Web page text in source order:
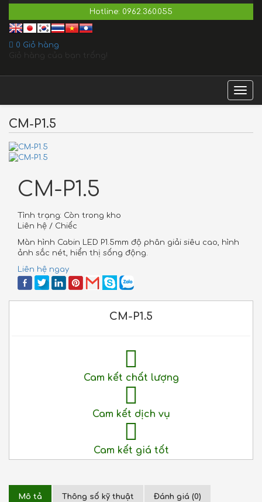
Hotline: 0962.360.055
0 Giỏ hàng
Giỏ hàng của bạn trống!
CM-P1.5
CM-P1.5
Tình trạng: Còn trong kho
Liên hệ / Chiếc
Màn hình Cabin LED P1.5mm độ phân giải siêu cao, hình
ảnh sắc nét, hiển thị sống động.
Liên hệ ngay
CM-P1.5
Cam kết chất lượng
Cam kết dịch vụ
Cam kết giá tốt
Mô tả Thông số kỹ thuật Đánh giá (0)